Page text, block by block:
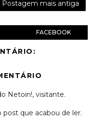
Postagem mais antiga
FACEBOOK
Netoin!, visitante.
que acabou de ler.